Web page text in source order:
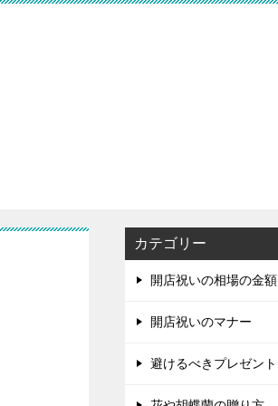
カテゴリー
開店祝いの相場の金額
開店祝いのマナー
避けるべきプレゼント